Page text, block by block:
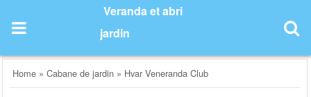
content
Veranda et abri
jardin
Home »Cabane de jardin » Hvar Veneranda Club